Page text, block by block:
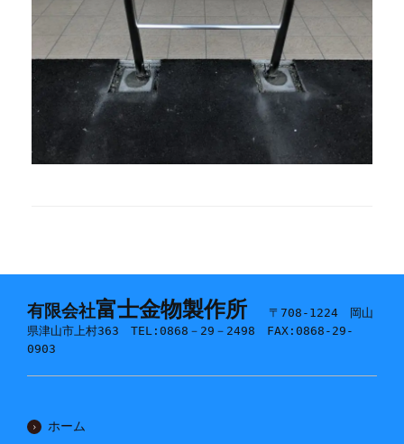
有限会社富士金物製作所
〒708-1224 岡山
県津山市上村363 TEL:0868－29－2498 FAX:0868-29-
0903
ホーム